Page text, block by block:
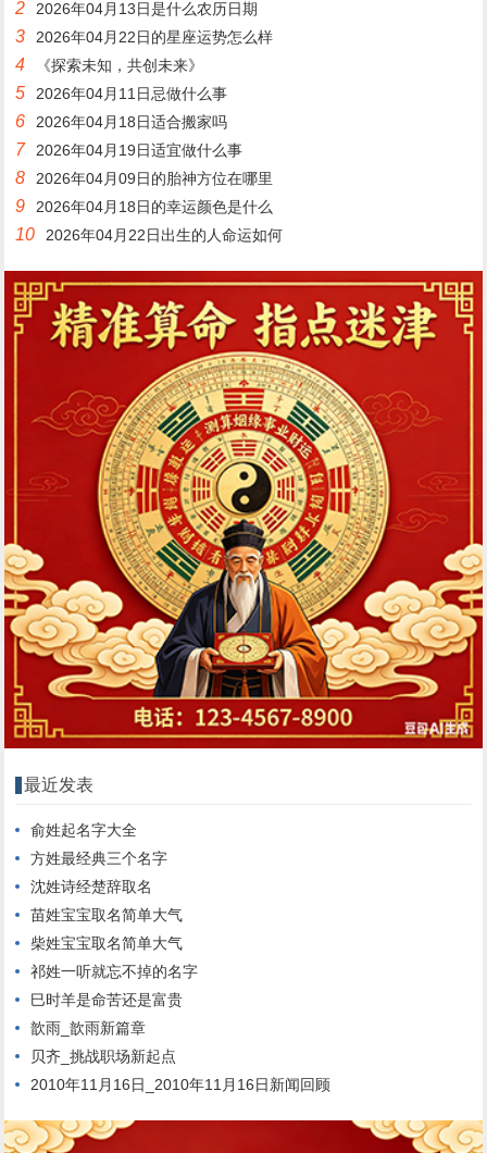
2 2026年04月13日是什么农历日期
3 2026年04月22日的星座运势怎么样
4 《探索未知，共创未来》
5 2026年04月11日忌做什么事
6 2026年04月18日适合搬家吗
7 2026年04月19日适宜做什么事
8 2026年04月09日的胎神方位在哪里
9 2026年04月18日的幸运颜色是什么
10 2026年04月22日出生的人命运如何
最近发表
俞姓起名字大全
方姓最经典三个名字
沈姓诗经楚辞取名
苗姓宝宝取名简单大气
柴姓宝宝取名简单大气
祁姓一听就忘不掉的名字
巳时羊是命苦还是富贵
歆雨_歆雨新篇章
贝齐_挑战职场新起点
2010年11月16日_2010年11月16日新闻回顾